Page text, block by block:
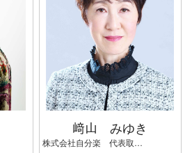
﨑山 みゆき
株式会社自分楽 代表取締役 一般社団法人日本産業ジェロントロジー協会 代表理事 産業カウンセラー ジェロントロジーマイスター(日本応用老年学会) キャリアチェンジ・シフトチェンジ ワークショップインストラクター 両立支援コーディネーター 静岡大学大学院 客員教授（元）